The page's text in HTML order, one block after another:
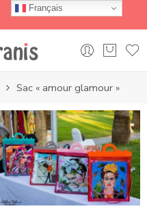
Sac « amour glamour »
Français